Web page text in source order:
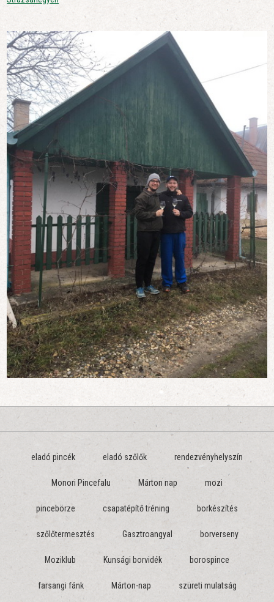
eladó pincék eladó szőlők rendezvényhelyszín
Monori Pincefalu Márton nap mozi
pincebörze csapatépítő tréning borkészítés
szőlőtermesztés Gasztroangyal borverseny
Moziklub Kunsági borvidék borospince
farsangi fánk Márton-nap szüreti mulatság